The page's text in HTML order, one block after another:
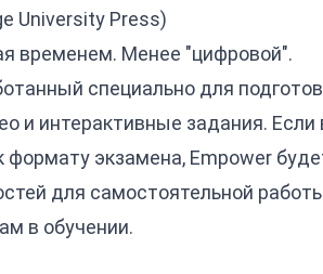
University Press)
временем. Менее "цифровой".
специально для
и интерактивные задания. Если
экзамена, Empower
для самостоятельной
в обучении.